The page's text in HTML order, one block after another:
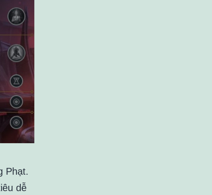
Phạt.
dễ